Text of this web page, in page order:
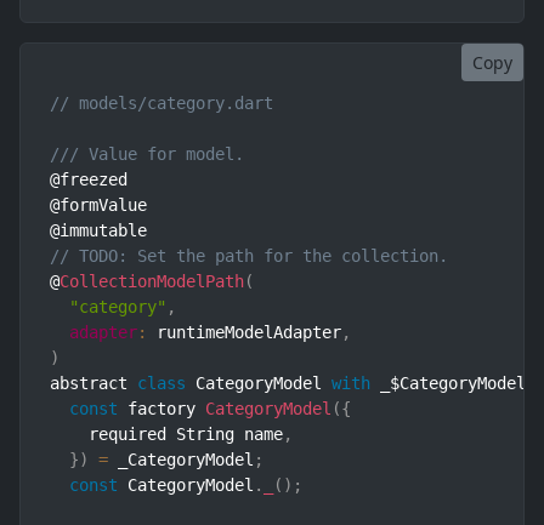
Copy
// models/category.dart
/// Value for model.
@freezed
@formValue
// TODO: Set the path for the collection.
@CollectionModelPath(
"category" ,
adapter: runtimeModelAdapter,
)
abstract class CategoryModel with _$CategoryModel
const factory CategoryModel ({
    required String name
,
}) = _CategoryModel ;
const CategoryModel . ( ) ;